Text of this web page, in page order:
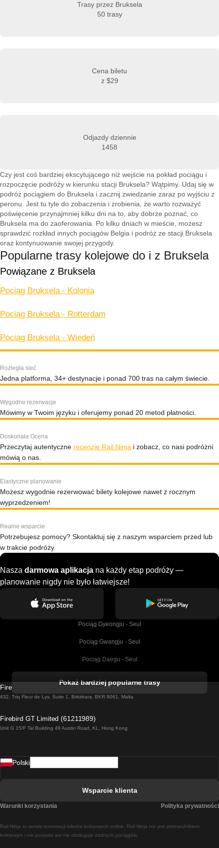
Trasy przez Bruksela
50 trasy
Cena biletu
z $29
Odjazdy dziennie
1458
Czy jest coś bardziej ekscytującego niż wejście na pokład pociągu i
rozpoczęcie podróży w kierunku stacji Bruksela? Wątpimy. Udaj się w
podróż pociągiem do Bruksela i zacznij zwiedzanie zaraz po wyjściu z
peronu. Jest tu tyle do zobaczenia i zrobienia, że warto rozważyć
poświęcenie przynajmniej kilku dni na to, aby dobrze poznać, co
Bruksela ma do zaoferowania. Po kilku dniach w mieście, możesz
sprawdzić rozkład innych pociągów Belgia i podróż ze stacji Bruksela
oraz kontynuowanie swojej przygody.
Popularne trasy kolejowe do i z Bruksela
Powiązane z Bruksela
Pociąg Bruksela - Kolonia
Pociąg Bruksela - Rotterdam
Pociąg Bruksela - Wiedeń
Rozległa sieć
Jedna platforma, 34+ destynacje i ponad 700 tras na całym świecie.
Wygodne rezerwacje
Mówimy w Twoim języku i oferujemy ponad 20 metod płatności.
Doskonała Ocena
Przeczytaj autentyczne recenzje Rail Ninja i zobacz, co nasi podróżni
mówią o nas.
Elastyczne planowanie
Możesz wygodnie rezerwować bilety kolejowe nawet z rocznym
wyprzedzeniem!
Realne wsparcie
Potrzebujesz pomocy? Skontaktuj się z naszym wsparciem przed lub
w trakcie podróży.
Nasza darmowa aplikacja na każdy etap podróży —
planowanie nigdy nie było łatwiejsze!
Pociąg Gyeongju - Seul
Pociąg Gwangju - Seul
Pociąg Daegu - Seul
Pociąg Dublin - Galway
Pociąg Rzym - Neapol
Pociąg Madryt - Lizbona
Pokaż bardziej popularne trasy
Firebird GT Limited (OC 1451)
432, Triq Fleur de Lys, Suite 1, Birkirkara, BKR 9061, Malta
Firebird GT Limited (61211989)
Unit G 15/F Tal Building 49 Austin Road, KL, Hong Kong
Rail Ninja to serwis rezerwacji biletów kolejowych online. Rail Ninja nie jest przewoźnikiem
kolejowym i nie posiada ani nie obsługuje żadnych pociągów.
Polski
Wsparcie klienta
Warunki korzystania Polityka prywatności